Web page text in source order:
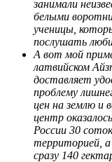
занимали
белыми
ученицы,
послушать
А вот мой
латвийском
доставляет
проблему
цен на землю и
центр
России 30
территорией, а
сразу 140